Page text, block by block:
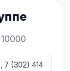
7 (302) 414